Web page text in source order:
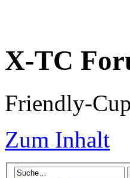
X-TC
Friendly-
Zum Inhalt